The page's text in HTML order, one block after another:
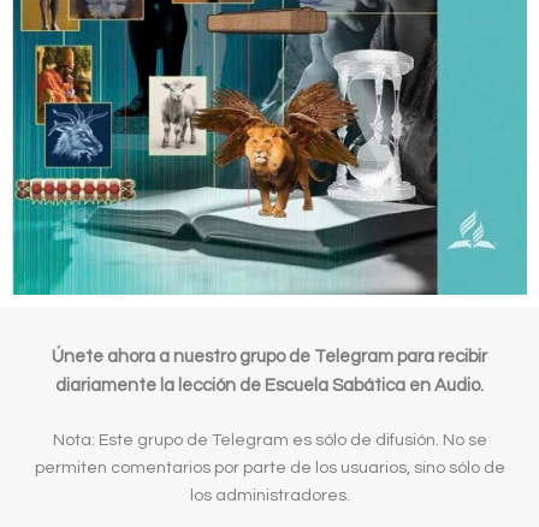
Únete ahora a nuestro grupo de Telegram para recibir
diariamente la lección de Escuela Sabática en Audio.
Nota: Este grupo de Telegram es sólo de difusión. No se
permiten comentarios por parte de los usuarios, sino sólo de
los administradores.